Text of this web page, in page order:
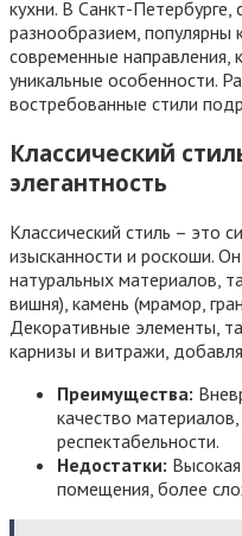
кухни. В Санкт-Петербурге,
разнообразием, популярны
современные
уникальные особенности.
востребованные стили
Классический
элегантность
Классический стиль – это
изысканности и роскоши.
натуральных материалов,
вишня), камень (мрамор,
Декоративные элементы,
карнизы и витражи,
Преимущества:
качество
респектабельности.
Недостатки:
помещения, более